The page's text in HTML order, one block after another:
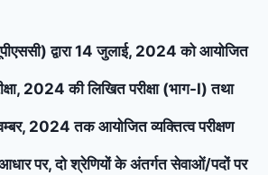
द्वारा 14 जुलाई, 2024 को आयोजित
2024 की लिखित परीक्षा (भाग-I) तथा
2024 तक आयोजित व्यक्तित्व परीक्षण
पर, दो श्रेणियों के अंतर्गत सेवाओं/पदों पर